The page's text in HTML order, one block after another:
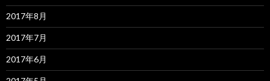
2017年8月
2017年7月
2017年6月